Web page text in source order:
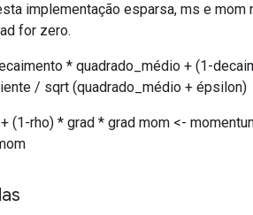
implementação esparsa, ms e
for zero.
* quadrado_médio + (1-
/ sqrt (quadrado_médio + épsilon)
(1-rho) * grad * grad mom <-